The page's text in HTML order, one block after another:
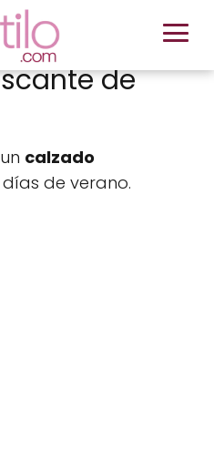
de
calzado
de verano.